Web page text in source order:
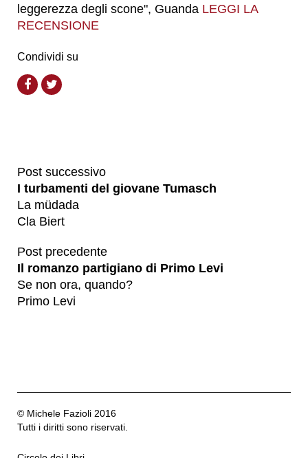
leggerezza degli scone", Guanda LEGGI LA
RECENSIONE
Condividi su
Post successivo
I turbamenti del giovane Tumasch
La müdada
Cla Biert
Post precedente
Il romanzo partigiano di Primo Levi
Se non ora, quando?
Primo Levi
© Michele Fazioli 2016
Tutti i diritti sono riservati.